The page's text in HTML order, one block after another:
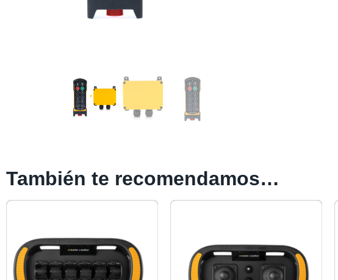
También te recomendamos…